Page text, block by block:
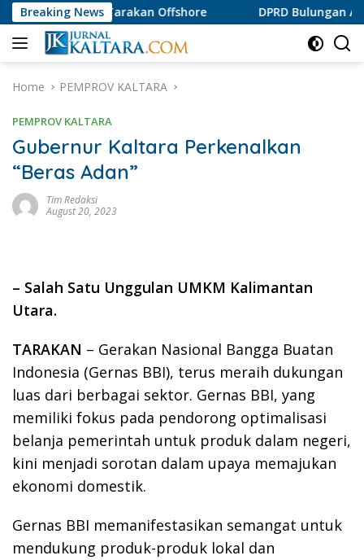
Skip
to
content
Breaking News
PI Tarakan Offshore DPRD Bulungan Apresiasi
Home PEMPROV KALTARA
PEMPROV KALTARA
Gubernur Kaltara Perkenalkan
“Beras Adan”
Tim Redaksi
August 20, 2023
– Salah Satu Unggulan UMKM Kalimantan
Utara.
TARAKAN – Gerakan Nasional Bangga Buatan
Indonesia (Gernas BBI), terus meraih dukungan
luas dari berbagai sektor. Gernas BBI, yang
memiliki fokus pada pendorong optimalisasi
belanja pemerintah untuk produk dalam negeri,
kini menjadi sorotan dalam upaya memajukan
ekonomi domestik.
Gernas BBI memanifestasikan semangat untuk
mendukung produk-produk lokal dan